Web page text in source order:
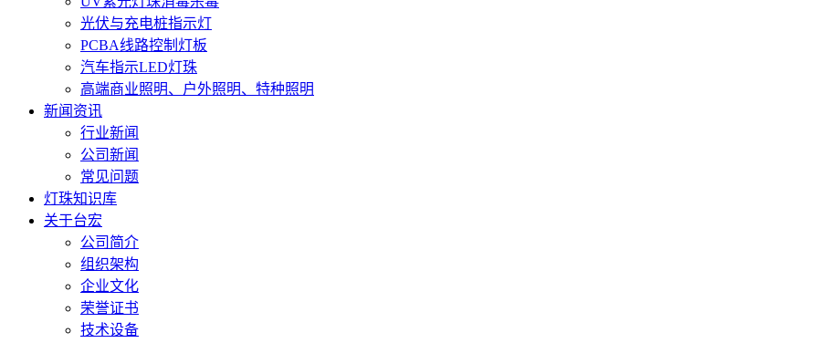
光伏与充电桩指示灯
PCBA线路控制灯板
汽车指示LED灯珠
高端商业照明、户外照明、特种照明
新闻资讯
行业新闻
公司新闻
常见问题
灯珠知识库
关于台宏
公司简介
组织架构
企业文化
荣誉证书
技术设备